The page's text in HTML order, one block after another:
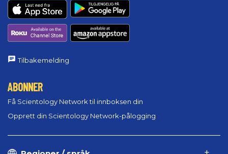
Tilbakemelding
ABONNER
Få Scientology Network til innboksen din
Opprett din Scientology Network-pålogging